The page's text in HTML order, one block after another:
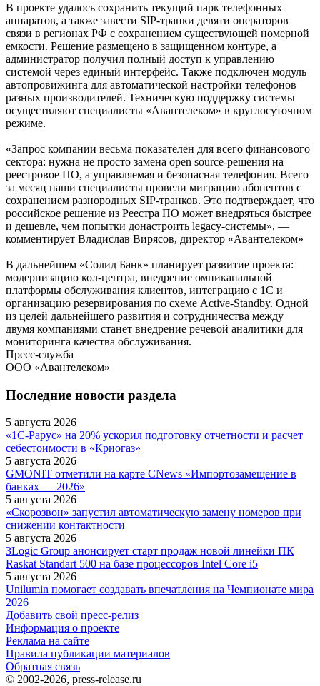
В проекте удалось сохранить текущий парк телефонных
аппаратов, а также завести SIP-транки девяти операторов
связи в регионах РФ с сохранением существующей номерной
емкости. Решение размещено в защищенном контуре, а
администратор получил полный доступ к управлению
системой через единый интерфейс. Также подключен модуль
автопровижинга для автоматической настройки телефонов
разных производителей. Техническую поддержку системы
осуществляют специалисты «Авантелеком» в круглосуточном
режиме.
«Запрос компании весьма показателен для всего финансового
сектора: нужна не просто замена open source-решения на
реестровое ПО, а управляемая и безопасная телефония. Всего
за месяц наши специалисты провели миграцию абонентов с
сохранением разнородных SIP-транков. Это подтверждает, что
российское решение из Реестра ПО может внедряться быстрее
и дешевле, чем попытки донастроить legacy-системы», —
комментирует Владислав Вирясов, директор «Авантелеком»
В дальнейшем «Солид Банк» планирует развитие проекта:
модернизацию кол-центра, внедрение омниканальной
платформы обслуживания клиентов, интеграцию с 1С и
организацию резервирования по схеме Active-Standby. Одной
из целей дальнейшего развития и сотрудничества между
двумя компаниями станет внедрение речевой аналитики для
мониторинга качества обслуживания.
Пресс-служба
ООО «Авантелеком»
Последние новости раздела
5 августа 2026
«1С-Рарус» на 20% ускорил подготовку отчетности и расчет
себестоимости в «Криогаз»
5 августа 2026
GMONIT отметили на карте CNews «Импортозамещение в
банках — 2026»
5 августа 2026
«Скорозвон» запустил автоматическую замену номеров при
снижении контактности
5 августа 2026
3Logic Group анонсирует старт продаж новой линейки ПК
Raskat Standart 500 на базе процессоров Intel Core i5
5 августа 2026
Unilumin помогает создавать впечатления на Чемпионате мира
2026
Добавить свой пресс-релиз
Информация о проекте
Реклама на сайте
Правила публикации материалов
Обратная связь
© 2002-2026, press-release.ru